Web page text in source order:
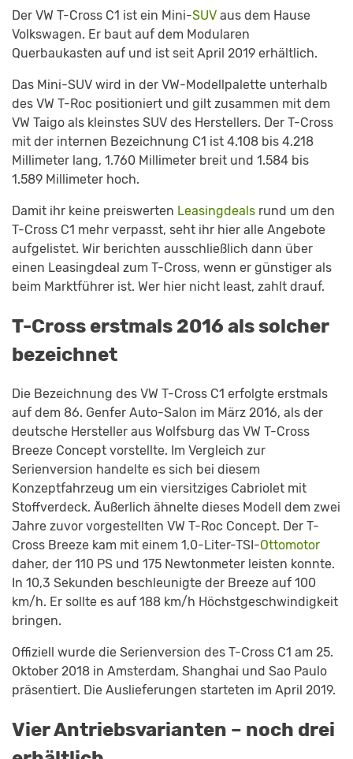
Der VW T-Cross C1 ist ein Mini-SUV aus dem Hause
Volkswagen. Er baut auf dem Modularen
Querbaukasten auf und ist seit April 2019 erhältlich.
Das Mini-SUV wird in der VW-Modellpalette unterhalb
des VW T-Roc positioniert und gilt zusammen mit dem
VW Taigo als kleinstes SUV des Herstellers. Der T-Cross
mit der internen Bezeichnung C1 ist 4.108 bis 4.218
Millimeter lang, 1.760 Millimeter breit und 1.584 bis
1.589 Millimeter hoch.
Damit ihr keine preiswerten Leasingdeals rund um den
T-Cross C1 mehr verpasst, seht ihr hier alle Angebote
aufgelistet. Wir berichten ausschließlich dann über
einen Leasingdeal zum T-Cross, wenn er günstiger als
beim Marktführer ist. Wer hier nicht least, zahlt drauf.
T-Cross erstmals 2016 als solcher
bezeichnet
Die Bezeichnung des VW T-Cross C1 erfolgte erstmals
auf dem 86. Genfer Auto-Salon im März 2016, als der
deutsche Hersteller aus Wolfsburg das VW T-Cross
Breeze Concept vorstellte. Im Vergleich zur
Serienversion handelte es sich bei diesem
Konzeptfahrzeug um ein viersitziges Cabriolet mit
Stoffverdeck. Äußerlich ähnelte dieses Modell dem zwei
Jahre zuvor vorgestellten VW T-Roc Concept. Der T-
Cross Breeze kam mit einem 1,0-Liter-TSI-Ottomotor
daher, der 110 PS und 175 Newtonmeter leisten konnte.
In 10,3 Sekunden beschleunigte der Breeze auf 100
km/h. Er sollte es auf 188 km/h Höchstgeschwindigkeit
bringen.
Offiziell wurde die Serienversion des T-Cross C1 am 25.
Oktober 2018 in Amsterdam, Shanghai und Sao Paulo
präsentiert. Die Auslieferungen starteten im April 2019.
Vier Antriebsvarianten – noch drei